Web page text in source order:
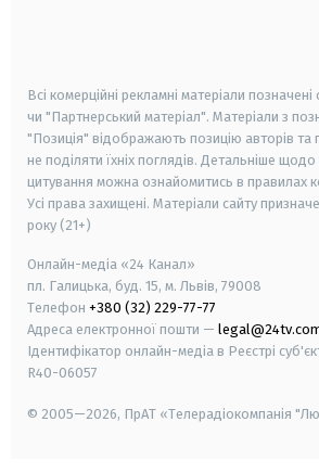
Всі комерційні рекламні матеріали
чи "Партнерський матеріал". Матеріали з
"Позиція" відображають позицію авторів та
не поділяти їхніх поглядів. Детальніше
цитування можна ознайомитись в правилах
Усі права захищені. Матеріали сайту
року (21+)
Онлайн-медіа «24 Канал»
пл. Галицька, буд. 15, м. Львів, 79008
Телефон +380 (32) 229-77-77
Адреса електронної пошти —
Ідентифікатор онлайн-медіа в Реєстрі
R40-06057
© 2005—2026, ПрАТ «Телерадіокомпанія